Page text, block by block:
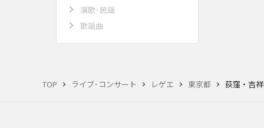
TOP ライブ･コンサート レゲエ 東京都 荻窪・吉
演歌･民謡
歌謡曲